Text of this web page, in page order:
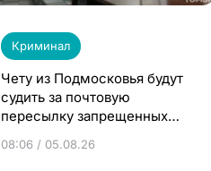
Криминал
Чету из Подмосковья будут
судить за почтовую
пересылку запрещенных
08:06 / 05.08.26